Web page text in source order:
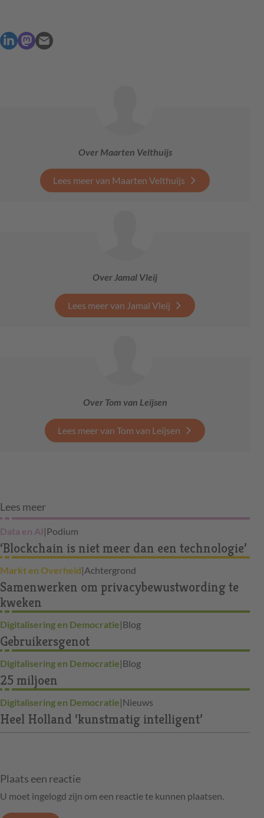
Over Maarten Velthuijs
Lees meer van Maarten Velthuijs
Over Jamal Vleij
Lees meer van Jamal Vleij
Over Tom van Leijsen
Lees meer van Tom van Leijsen
Lees meer
Data en AI |Podium
‘Blockchain is niet meer dan een technologie’
Markt en Overheid|Achtergrond
Samenwerken om privacybewustwording te
kweken
Digitalisering en Democratie|Blog
Gebruikersgenot
Digitalisering en Democratie|Blog
25 miljoen
Digitalisering en Democratie|Nieuws
Heel Holland ‘kunstmatig intelligent’
Plaats een reactie
U moet ingelogd zijn om een reactie te kunnen plaatsen.